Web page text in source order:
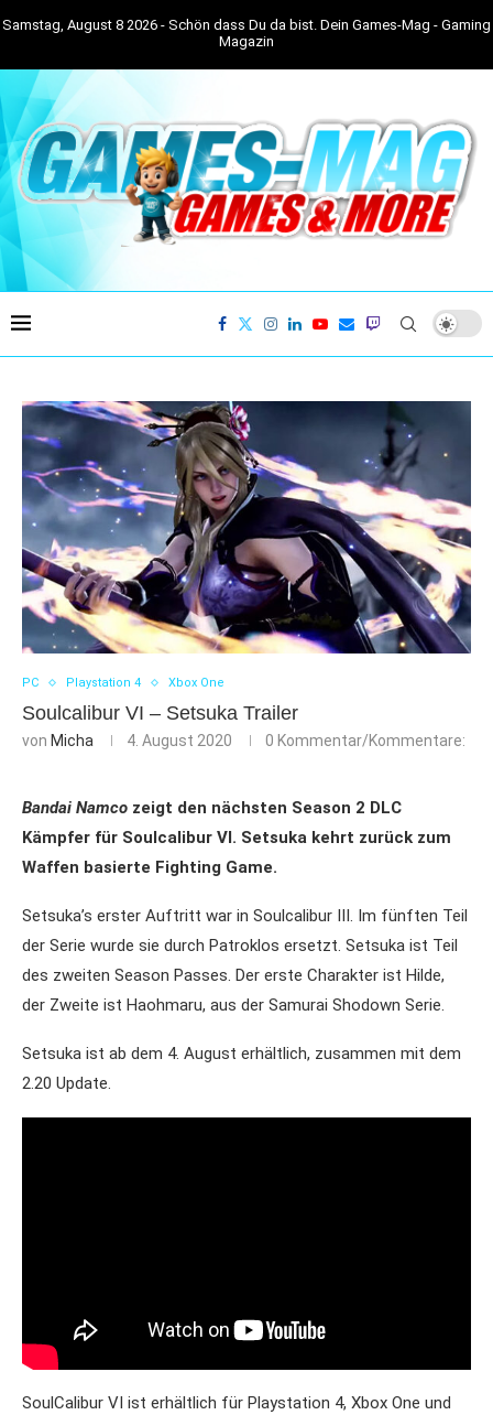
Samstag, August 8 2026 - Schön dass Du da bist. Dein Games-Mag - Gaming
Magazin
PC Playstation 4 Xbox One
Soulcalibur VI – Setsuka Trailer
von Micha 4. August 2020 0 Kommentar/Kommentare:
Bandai Namco zeigt den nächsten Season 2 DLC
Kämpfer für Soulcalibur VI. Setsuka kehrt zurück zum
Waffen basierte Fighting Game.
Setsuka’s erster Auftritt war in Soulcalibur III. Im fünften Teil
der Serie wurde sie durch Patroklos ersetzt. Setsuka ist Teil
des zweiten Season Passes. Der erste Charakter ist Hilde,
der Zweite ist Haohmaru, aus der Samurai Shodown Serie.
Setsuka ist ab dem 4. August erhältlich, zusammen mit dem
2.20 Update.
SoulCalibur VI ist erhältlich für Playstation 4, Xbox One und